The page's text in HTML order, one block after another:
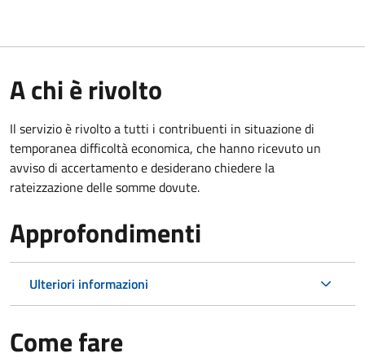
A chi è rivolto
Il servizio è rivolto a tutti i contribuenti in situazione di
temporanea difficoltà economica, che hanno ricevuto un
avviso di accertamento e desiderano chiedere la
rateizzazione delle somme dovute.
Approfondimenti
Ulteriori informazioni
Come fare